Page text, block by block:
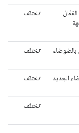
تختلف
بالضوضاء
تختلف
الجديد
تختلف
تختلف